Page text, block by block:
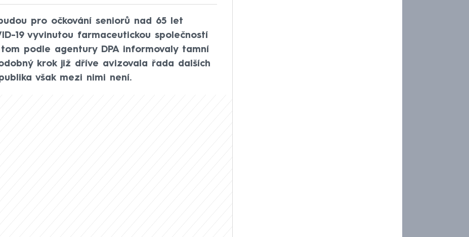
pro očkování seniorů nad 65 let
19 vyvinutou farmaceutickou společností
podle agentury DPA informovaly tamní
krok již dříve avizovala řada dalších
však mezi nimi není.